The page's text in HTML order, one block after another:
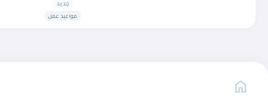
جديد
مواعيد عمل
home